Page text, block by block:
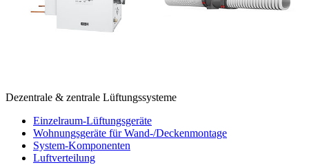
Dezentrale & zentrale Lüftungssysteme
Einzelraum-Lüftungsgeräte
Wohnungsgeräte für Wand-/Deckenmontage
System-Komponenten
Luftverteilung